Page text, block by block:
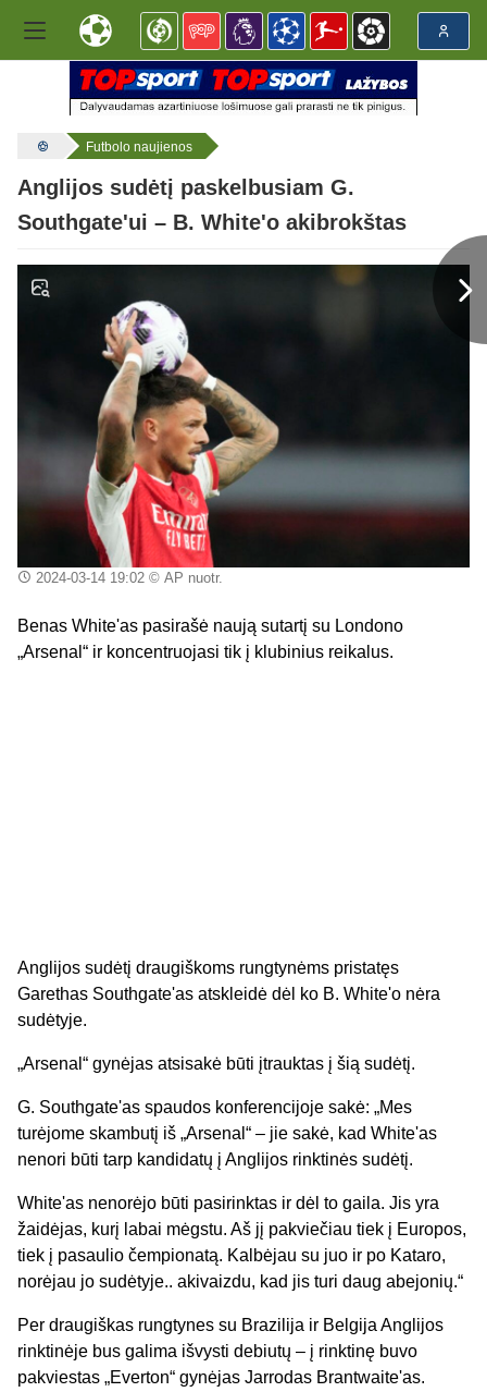
Futbolo naujienos
Anglijos sudėtį paskelbusiam G.
Southgate'ui – B. White'o akibrokštas
2024-03-14 19:02© AP nuotr.
Benas White'as pasirašė naują sutartį su Londono
„Arsenal“ ir koncentruojasi tik į klubinius reikalus.
Anglijos sudėtį draugiškoms rungtynėms pristatęs
Garethas Southgate'as atskleidė dėl ko B. White'o nėra
sudėtyje.
„Arsenal“ gynėjas atsisakė būti įtrauktas į šią sudėtį.
G. Southgate'as spaudos konferencijoje sakė: „Mes
turėjome skambutį iš „Arsenal“ – jie sakė, kad White'as
nenori būti tarp kandidatų į Anglijos rinktinės sudėtį.
White'as nenorėjo būti pasirinktas ir dėl to gaila. Jis yra
žaidėjas, kurį labai mėgstu. Aš jį pakviečiau tiek į Europos,
tiek į pasaulio čempionatą. Kalbėjau su juo ir po Kataro,
norėjau jo sudėtyje.. akivaizdu, kad jis turi daug abejonių.“
Per draugiškas rungtynes su Brazilija ir Belgija Anglijos
rinktinėje bus galima išvysti debiutų – į rinktinę buvo
pakviestas „Everton“ gynėjas Jarrodas Brantwaite'as.